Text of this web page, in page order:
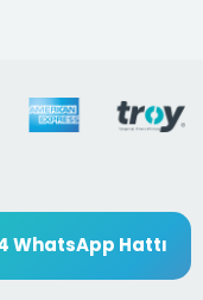
WhatsApp Hattı